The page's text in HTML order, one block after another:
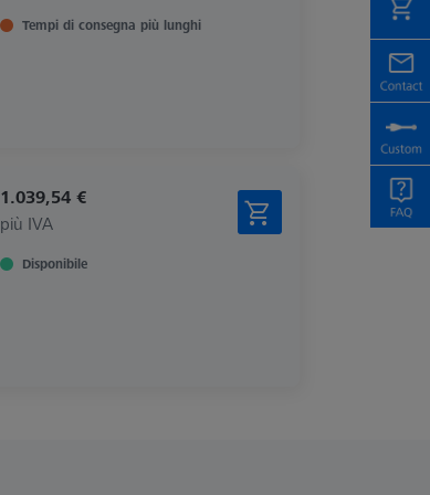
Tempi di consegna più lunghi
1.039,54 €
più IVA
Disponibile